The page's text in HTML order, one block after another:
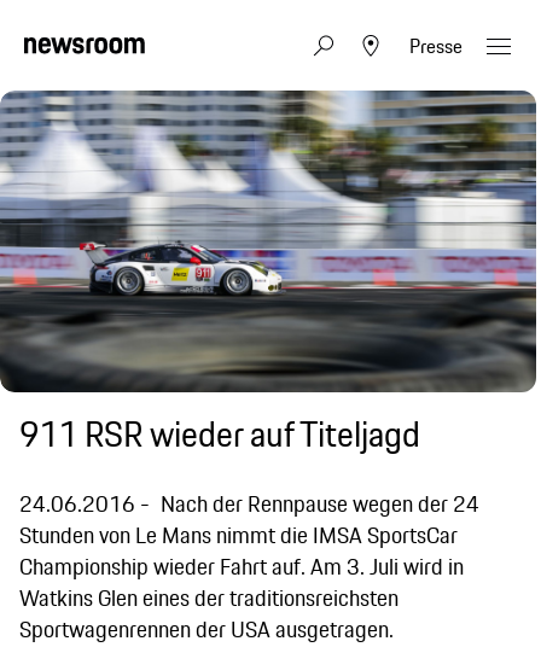
Presse
911 RSR wieder auf Titeljagd
24.06.2016
Nach der Rennpause wegen der 24
Stunden von Le Mans nimmt die IMSA SportsCar
Championship wieder Fahrt auf. Am 3. Juli wird in
Watkins Glen eines der traditionsreichsten
Sportwagenrennen der USA ausgetragen.